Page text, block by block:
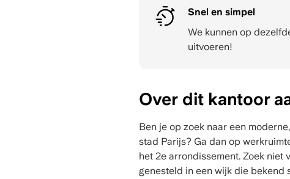
Snel en simpel
We kunnen op
uitvoeren!
Over dit kantoor
Ben je op zoek naar een
stad Parijs? Ga dan op
het 2e arrondissement. Zoek
genesteld in een wijk die bekend